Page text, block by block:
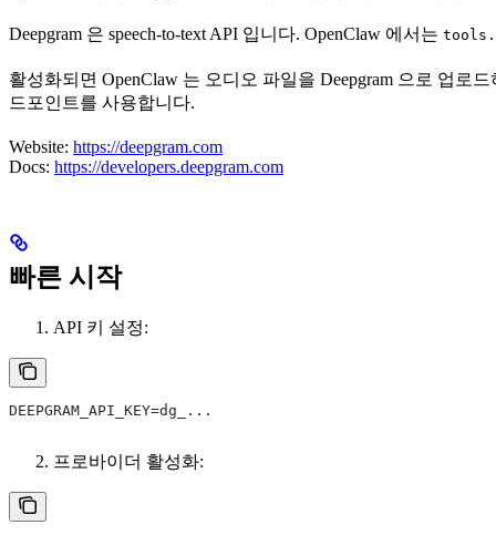
Deepgram 은 speech-to-text API 입니다. OpenClaw 에서는
활성화되면 OpenClaw 는 오디오 파일을 Deepgram 으로 업로
드포인트를 사용합니다.
Website: https://deepgram.com
Docs: https://developers.deepgram.com
빠른 시작
API 키 설정:
DEEPGRAM_API_KEY=dg_...
프로바이더 활성화: